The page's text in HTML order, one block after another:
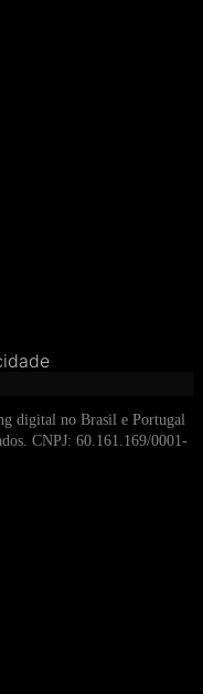
digital no Brasil e Portugal
CNPJ: 60.161.169/0001-